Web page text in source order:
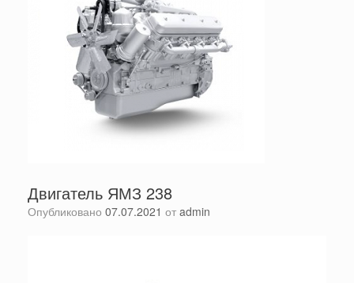
Двигатель ЯМЗ 238
Опубликовано 07.07.2021 от admin